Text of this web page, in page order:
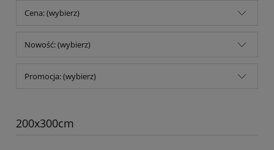
Cena: (wybierz)
Nowość: (wybierz)
Promocja: (wybierz)
200x300cm